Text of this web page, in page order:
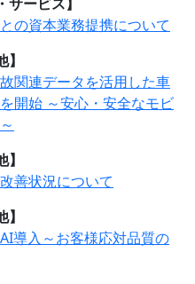
の資本業務提携について
関連データを活用した車
開始 ～安心・安全なモビ
善状況について
導入～お客様応対品質の